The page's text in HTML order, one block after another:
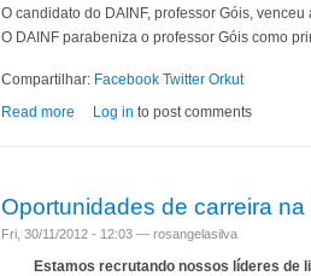
O candidato do DAINF, professor Góis,
O DAINF parabeniza o professor Góis como
Compartilhar: Facebook Twitter Orkut
Read more about Chefe de Departamento
Log in to post comments
Oportunidades de carreira
Fri, 30/11/2012 - 12:03 — rosangelasilva
Estamos recrutando nossos líderes de